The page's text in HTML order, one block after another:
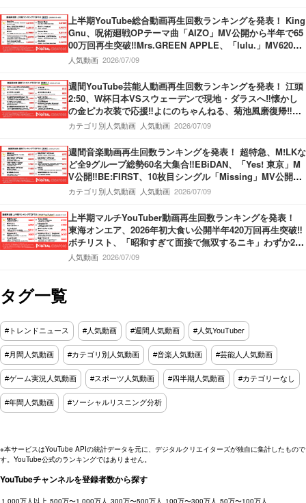
上半期YouTube総合動画再生回数ランキングを発表！ King
Gnu、呪術廻戦OPテーマ曲「AIZO」MV公開から半年で65
00万回再生突破‼Mrs.GREEN APPLE、「lulu.」MV6200
万回再生突破‼M!LK、「爆裂愛してる」第3位獲得‼
人気動画 2026/07/09
週間YouTube芸能人動画再生回数ランキングを発表！ 江頭
2:50、W杯日本VSスウェーデンで現地・ダラスへ‼懐かし
の金ピカ衣装で応援‼よにのちゃんねる、菊池風磨復帰‼神
楽坂のてんぷらの名店へ！捨て猫オーディション最終回公
カテゴリ別人気動画 人気動画 2026/07/09
週間音楽動画再生回数ランキングを発表！ 超特急、M!LKな
ど全9グループ総勢60名大集合‼EBiDAN、「Yes! 東京」M
V公開‼BE:FIRST、10枚目シングル「Missing」MV公開‼M
ove ver.＆Story ver.の2本立てMV‼THE FIRST TAKE、Kvi
カテゴリ別人気動画 人気動画 2026/07/09
上半期マルチYouTuber動画再生回数ランキングを発表！
東海オンエア、2026年初大食い公開半年420万回再生突破‼
ボチリスト、「昭和すぎて面接で無双するニキ」わずか2ヶ
月で420万回再生‼うじとうえだ、100種類お酒図鑑ハワイ
人気動画 2026/07/09
タグ一覧
#トレンドニュース #人気動画 #週間人気動画 #人気YouTuber
#月間人気動画 #カテゴリ別人気動画 #音楽人気動画 #芸能人人気動画
#ゲーム実況人気動画 #スポーツ人気動画 #四半期人気動画 #カテゴリーなし
#年間人気動画 #ソーシャルリスニング分析
※本サービスはYouTube APIの統計データを元に、デジタルクリエイターズが独自に集計したもので
す。YouTube公式のランキングではありません。
YouTubeチャンネルを登録者数から探す